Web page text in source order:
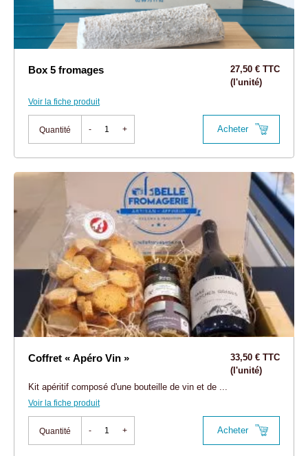
Box 5 fromages
27,50 € TTC
(l'unité)
Voir la fiche produit
Quantité - + Acheter
Coffret « Apéro Vin »
33,50 € TTC
(l'unité)
Kit apéritif composé d'une bouteille de vin et de ...
Voir la fiche produit
Quantité - + Acheter